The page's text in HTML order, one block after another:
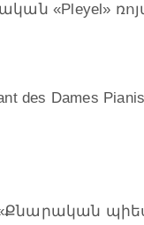
«Pleyel»
des Dames